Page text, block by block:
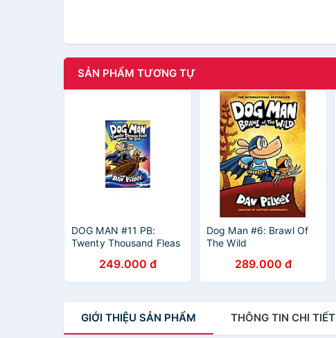
SẢN PHẨM TƯƠNG TỰ
DOG MAN #11 PB:
Twenty Thousand Fleas
249.000 đ
Dog Man #6: Brawl Of
The Wild
289.000 đ
GIỚI THIỆU SẢN PHẨM THÔNG TIN CHI TIẾT